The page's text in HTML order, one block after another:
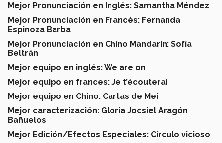
Mejor Pronunciación en Inglés: Samantha Méndez
Mejor Pronunciación en Francés: Fernanda
Espinoza Barba
Mejor Pronunciación en Chino Mandarín: Sofía
Beltrán
Mejor equipo en inglés: We are on
Mejor equipo en frances: Je t’écouterai
Mejor equipo en Chino: Cartas de Mei
Mejor caracterización: Gloria Jocsiel Aragón
Bañuelos
Mejor Edición/Efectos Especiales: Círculo vicioso